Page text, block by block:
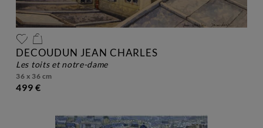
DECOUDUN JEAN CHARLES
les toits et notre-dame
36 x 36 cm
499 €